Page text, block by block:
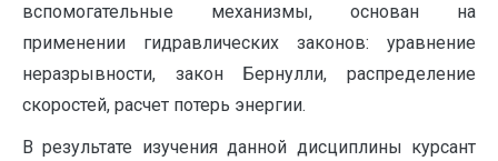
вспомогательные механизмы, основан на
применении гидравлических законов: уравнение
неразрывности, закон Бернулли, распределение
скоростей, расчет потерь энергии.
В результате изучения данной дисциплины курсант